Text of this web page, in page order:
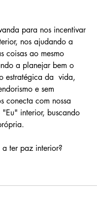
para nos incentivar
nos ajudando a
coisas ao mesmo
a planejar bem o
estratégica da  vida,
e sem
conecta com nossa
"Eu" interior, buscando
ter paz interior?